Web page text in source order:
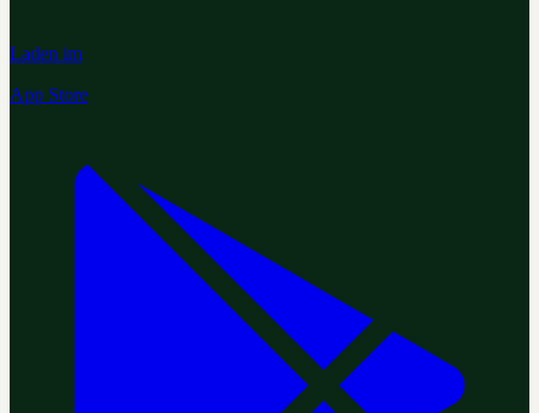
Laden im
App Store